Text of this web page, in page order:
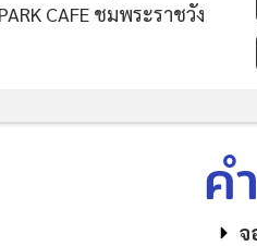
CAFE ชมพระราชวัง
ค
จ